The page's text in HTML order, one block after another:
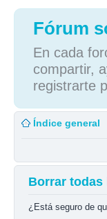
Fórum
En cada
compartir,
registrarte
Índice general
Borrar todas
¿Está seguro de